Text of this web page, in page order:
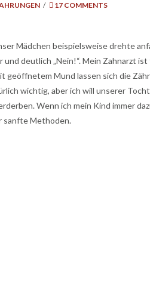
17 COMMENTS
Mädchen beispielsweise drehte
deutlich „Nein!“. Mein Zahnarzt
geöffnetem Mund lassen sich die
wichtig, aber ich will unserer
Wenn ich mein Kind immer
sanfte Methoden.